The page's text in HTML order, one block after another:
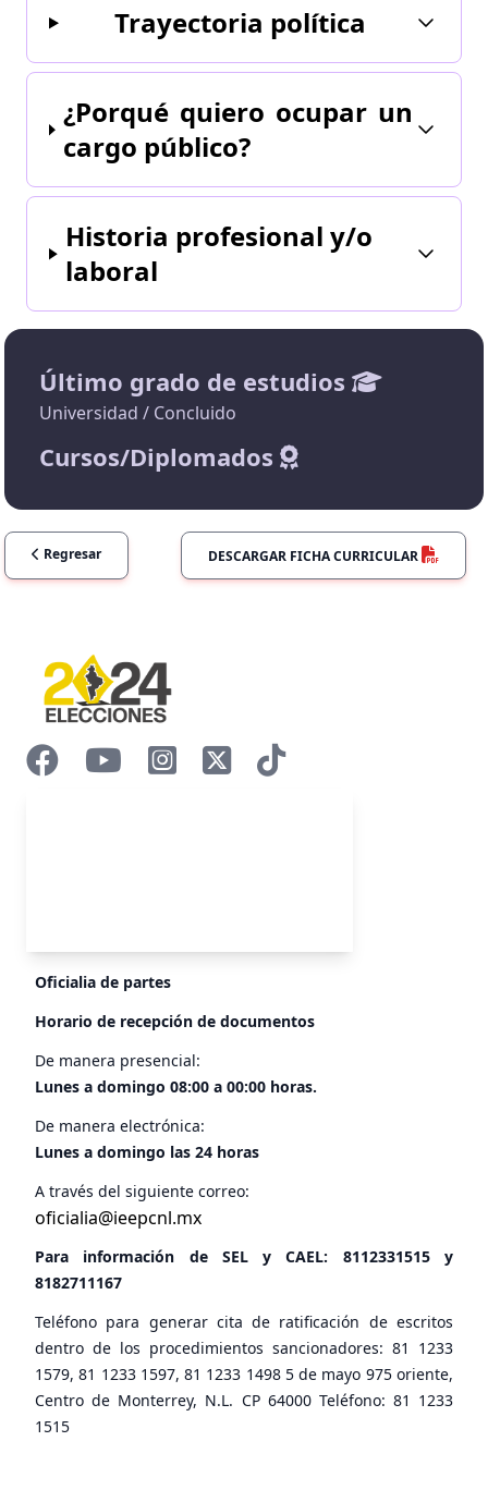
Trayectoria política
¿Porqué quiero ocupar un
cargo público?
Historia profesional y/o
laboral
Último grado de estudios
Universidad / Concluido
Cursos/Diplomados
Regresar DESCARGAR FICHA CURRICULAR
Oficialia de partes
Horario de recepción de documentos
De manera presencial:
Lunes a domingo 08:00 a 00:00 horas.
De manera electrónica:
Lunes a domingo las 24 horas
A través del siguiente correo:
oficialia@ieepcnl.mx
Para información de SEL y CAEL: 8112331515y
8182711167
Teléfono para generar cita de ratificación de escritos
dentro de los procedimientos sancionadores: 81 1233
1579, 81 1233 1597, 81 1233 1498 5 de mayo 975 oriente,
Centro de Monterrey, N.L. CP 64000 Teléfono: 81 1233
1515